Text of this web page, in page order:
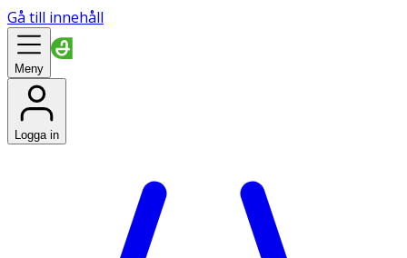
Gå till innehåll
Meny
Logga in